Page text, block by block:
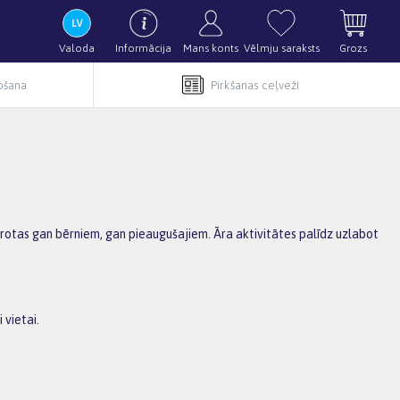
Valoda Informācija Mans konts Vēlmju saraksts Grozs
Pirkšanas ceļveži
gan bērniem, gan pieaugušajiem. Āra aktivitātes palīdz uzlabot
vietai.